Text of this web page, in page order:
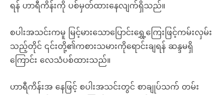
ရန် ဟာရီကိန်းကို ပစ်မှတ်ထားနေလျက်ရှိသည်။
စပါးအသင်းကမူ မြင့်မားသောပြောင်းရွှေ့ကြေးဖြင့်ကမ်းလှမ်း
သည့်တိုင် ၎င်းတို့၏ကစားသမားကိုရောင်းချရန် ဆန္ဒမရှိ
ကြောင်း လေသံပစ်ထားသည်။
ဟာရီကိန်းအ နေဖြင့် စပါးအသင်းတွင် စာချုပ်သက် တမ်း